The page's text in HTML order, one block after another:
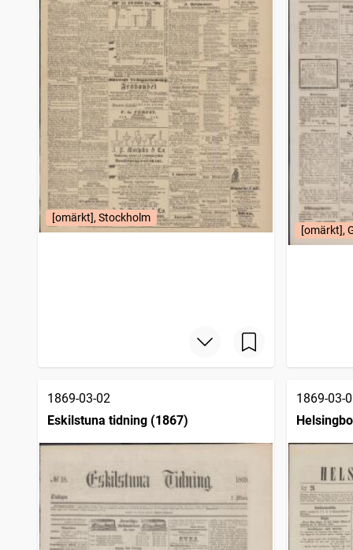
[omärkt], Stockholm
[omärkt],
1869-03-02
Eskilstuna tidning (1867)
1869-03-